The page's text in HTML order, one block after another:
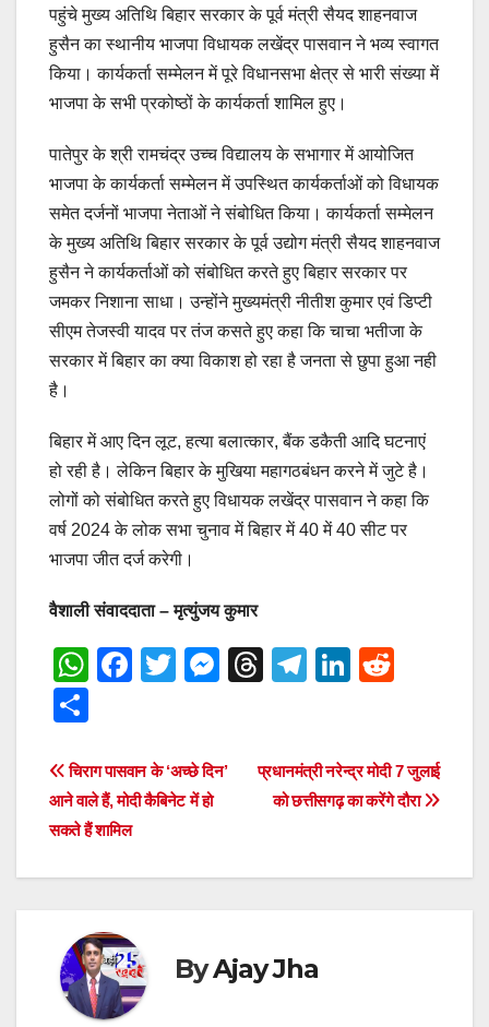
पहुंचे मुख्य अतिथि बिहार सरकार के पूर्व मंत्री सैयद शाहनवाज
हुसैन का स्थानीय भाजपा विधायक लखेंद्र पासवान ने भव्य स्वागत
किया। कार्यकर्ता सम्मेलन में पूरे विधानसभा क्षेत्र से भारी संख्या में
भाजपा के सभी प्रकोष्ठों के कार्यकर्ता शामिल हुए।
पातेपुर के श्री रामचंद्र उच्च विद्यालय के सभागार में आयोजित
भाजपा के कार्यकर्ता सम्मेलन में उपस्थित कार्यकर्ताओं को विधायक
समेत दर्जनों भाजपा नेताओं ने संबोधित किया। कार्यकर्ता सम्मेलन
के मुख्य अतिथि बिहार सरकार के पूर्व उद्योग मंत्री सैयद शाहनवाज
हुसैन ने कार्यकर्ताओं को संबोधित करते हुए बिहार सरकार पर
जमकर निशाना साधा। उन्होंने मुख्यमंत्री नीतीश कुमार एवं डिप्टी
सीएम तेजस्वी यादव पर तंज कसते हुए कहा कि चाचा भतीजा के
सरकार में बिहार का क्या विकाश हो रहा है जनता से छुपा हुआ नही
है‌।
बिहार में आए दिन लूट, हत्या बलात्कार, बैंक डकैती आदि घटनाएं
हो रही है। लेकिन बिहार के मुखिया महागठबंधन करने में जुटे है।
लोगों को संबोधित करते हुए विधायक लखेंद्र पासवान ने कहा कि
वर्ष 2024 के लोक सभा चुनाव में बिहार में 40 में 40 सीट पर
भाजपा जीत दर्ज करेगी।
वैशाली संवाददाता – मृत्युंजय कुमार
W
s
A
p
p
F
e
b
o
o
T
er
M
e
er
T
a
d
T
gr
a
Li
e
dI
di
t
ar
e
Post
navigation
प्रधानमंत्री नरेन्द्र मोदी 7 जुलाई
को छत्तीसगढ़ का करेंगे दौरा
चिराग पासवान के ‘अच्छे दिन’
आने वाले हैं, मोदी कैबिनेट में हो
सकते हैं शामिल
ByAjay Jha